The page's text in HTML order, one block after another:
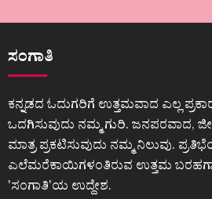
ಸಂಗಾತಿ
ಕನ್ನಡದ ಓದುಗರಿಗೆ ಉತ್ತಮವಾದ ಎಲ್ಲ
ಒದಗಿಸುವುದು ನಮ್ಮ ಗುರಿ. ಜನಪರವಾದ,
ಮಾತ್ರ ಪ್ರಕಟಿಸುವುದು ನಮ್ಮ ನಿಲುವು.
ಎಲೆಮರೆಕಾಯಿಗಳಂತಿರುವ ಉತ್ತಮ
ʼಸಂಗಾತಿʼಯ ಉದ್ದೇಶ.